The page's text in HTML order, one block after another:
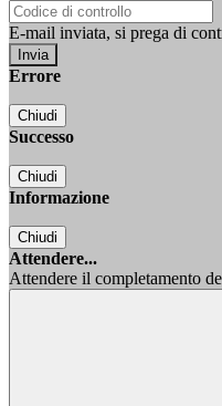
E-mail inviata, si prega di
Errore
Chiudi
Successo
Chiudi
Informazione
Chiudi
Attendere...
Attendere il completamento